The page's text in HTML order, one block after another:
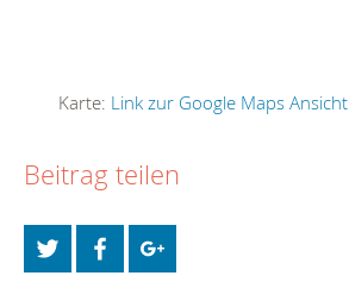
Karte: Link zur Google Maps Ansicht
Beitrag teilen